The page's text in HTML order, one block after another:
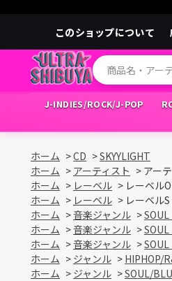
このショップについて
J-INDIES/ROCK/J-POP
ホーム >CD >SKYYLIGHT
ホーム > アーティスト > アー
ホーム > レーベル > レーベルO
ホーム > レーベル > レーベルS
ホーム >音楽ジャンル >
ホーム >音楽ジャンル >
ホーム >音楽ジャンル >
ホーム > ジャンル > HIPHOP/
ホーム > ジャンル >SOUL/